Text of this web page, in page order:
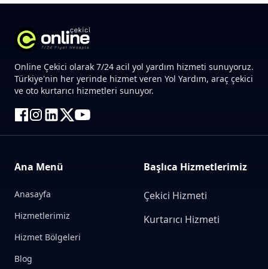
Online Çekici olarak 7/24 acil yol yardım hizmeti sunuyoruz.
Türkiye'nin her yerinde hizmet veren Yol Yardım, araç çekici
ve oto kurtarıcı hizmetleri sunuyor.
Ana Menü
Anasayfa
Hizmetlerimiz
Hizmet Bölgeleri
Blog
Başlıca Hizmetlerimiz
Çekici Hizmeti
Kurtarıcı Hizmeti